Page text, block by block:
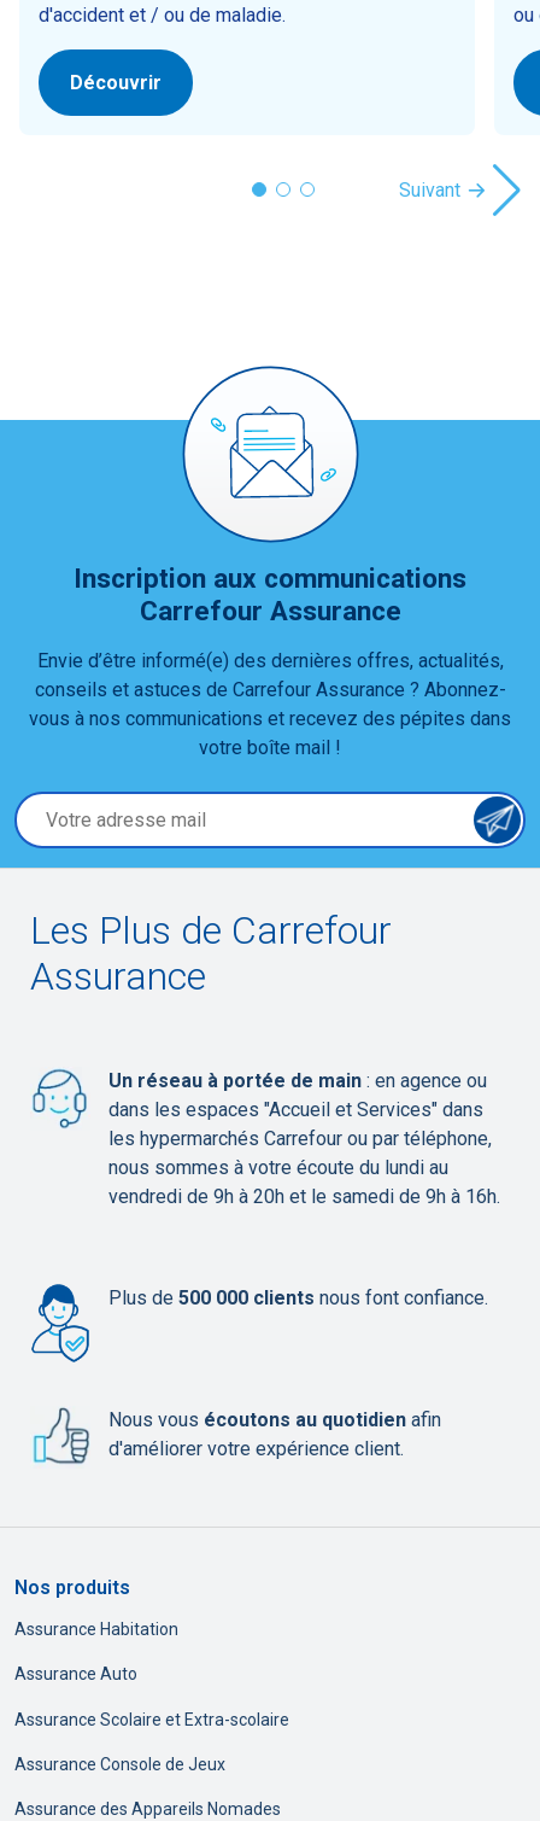
d'accident et / ou de maladie.
Découvrir
ou
Suivant
Inscription aux communications
Carrefour Assurance
Envie d’être informé(e) des dernières offres, actualités,
conseils et astuces de Carrefour Assurance ? Abonnez-
vous à nos communications et recevez des pépites dans
votre boîte mail !
Votre adresse mail
Les Plus de Carrefour
Assurance
Un réseau à portée de main : en agence ou
dans les espaces "Accueil et Services" dans
les hypermarchés Carrefour ou par téléphone,
nous sommes à votre écoute du lundi au
vendredi de 9h à 20h et le samedi de 9h à 16h.
Plus de 500 000 clients nous font confiance.
Nous vous écoutons au quotidien afin
d'améliorer votre expérience client.
Nos produits
Assurance Habitation
Assurance Auto
Assurance Scolaire et Extra-scolaire
Assurance Console de Jeux
Assurance des Appareils Nomades